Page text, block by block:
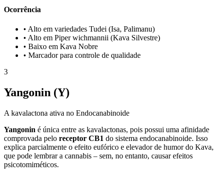
Ocorrência
• Alto em variedades Tudei (Isa, Palimanu)
• Alto em Piper wichmannii (Kava Silvestre)
• Baixo em Kava Nobre
• Marcador para controle de qualidade
3
Yangonin (Y)
A kavalactona ativa no Endocanabinoide
Yangonin é única entre as kavalactonas, pois possui uma afinidade
comprovada pelo receptor CB1 do sistema endocanabinoide. Isso
explica parcialmente o efeito eufórico e elevador de humor do Kava,
que pode lembrar a cannabis – sem, no entanto, causar efeitos
psicotomiméticos.